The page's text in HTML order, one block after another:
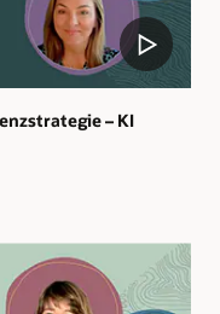
– KI